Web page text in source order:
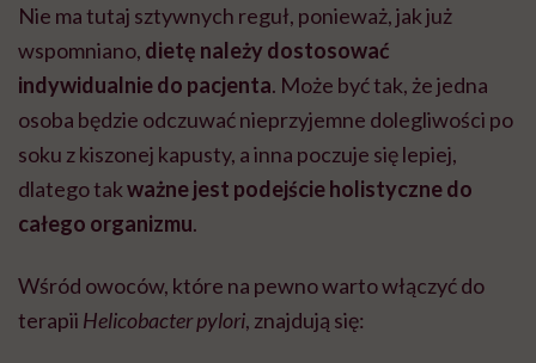
Nie ma tutaj sztywnych reguł, ponieważ, jak już
wspomniano, dietę należy dostosować
indywidualnie do pacjenta. Może być tak, że jedna
osoba będzie odczuwać nieprzyjemne dolegliwości po
soku z kiszonej kapusty, a inna poczuje się lepiej,
dlatego takważne jest podejście holistyczne do
całego organizmu.
Wśród owoców, które na pewno warto włączyć do
terapii Helicobacter pylori, znajdują się: